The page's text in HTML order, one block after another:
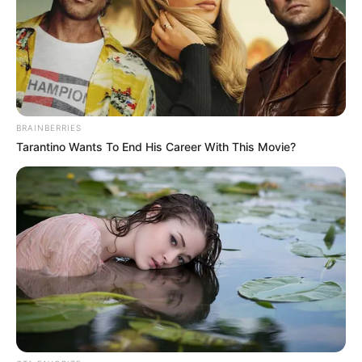
Ez különösen fontos egy olyan területen, ahol
minden döntés emberek életére, gyógyulására,
BRAINBERRIES
Tarantino Wants To End His Career With This Movie?